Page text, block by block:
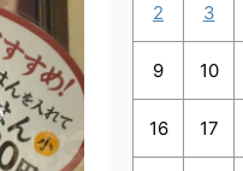
2 3
9 10
16 17